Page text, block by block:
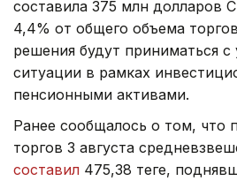
составила 375 млн долларов
4,4% от общего объема
решения будут приниматься
ситуации в рамках
пенсионными активами.
Ранее сообщалось о том, что
торгов 3 августа
составил 475,38 теңге,